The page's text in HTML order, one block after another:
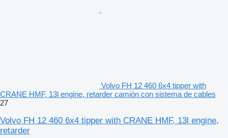
Volvo FH 12 460 6x4 tipper with
CRANE HMF, 13l engine, retarder camión con sistema de cables
27
Volvo FH 12 460 6x4 tipper with CRANE HMF, 13l engine,
retarder